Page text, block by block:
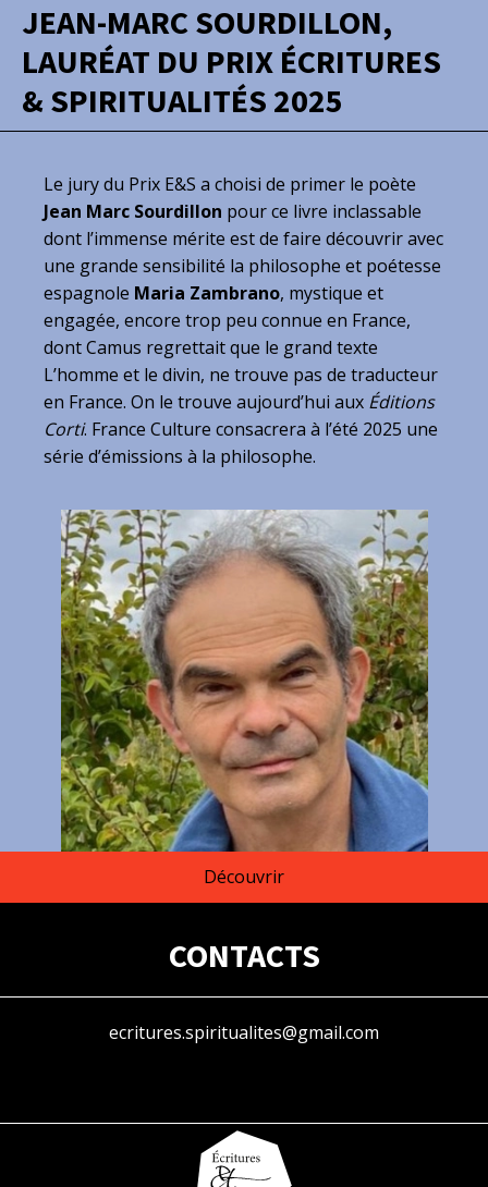
JEAN-MARC SOURDILLON,
LAURÉAT DU PRIX ÉCRITURES
& SPIRITUALITÉS 2025
Le jury du Prix E&S a choisi de primer le poète
Jean Marc Sourdillon pour ce livre inclassable
dont l’immense mérite est de faire découvrir avec
une grande sensibilité la philosophe et poétesse
espagnole Maria Zambrano, mystique et
engagée, encore trop peu connue en France,
dont Camus regrettait que le grand texte
L’homme et le divin, ne trouve pas de traducteur
en France. On le trouve aujourd’hui aux Éditions
Corti. France Culture consacrera à l’été 2025 une
série d’émissions à la philosophe.
Prix É & S 2025 communiqué presse Télécharger
Découvrir
CONTACTS
ecritures.spiritualites@gmail.com